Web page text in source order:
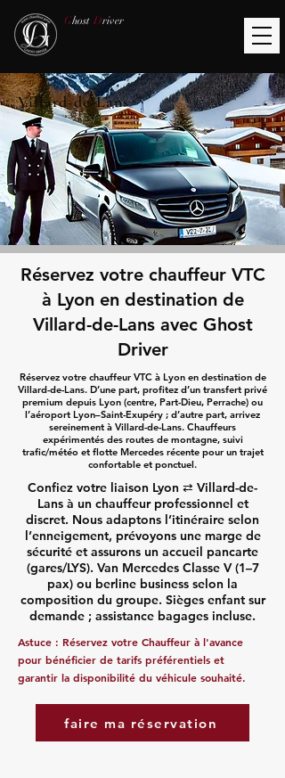
Ghost Driver
Villard-de-Lans
Réservez votre chauffeur VTC
à Lyon en destination de
Villard-de-Lans avec Ghost
Driver
Réservez votre chauffeur VTC à Lyon en destination de
Villard-de-Lans. D’une part, profitez d’un transfert privé
premium depuis Lyon (centre, Part-Dieu, Perrache) ou
l’aéroport Lyon–Saint-Exupéry ; d’autre part, arrivez
sereinement à Villard-de-Lans. Chauffeurs
expérimentés des routes de montagne, suivi
trafic/météo et flotte Mercedes récente pour un trajet
confortable et ponctuel.
Confiez votre liaison Lyon ⇄ Villard-de-
Lans à un chauffeur professionnel et
discret. Nous adaptons l’itinéraire selon
l’enneigement, prévoyons une marge de
sécurité et assurons un accueil pancarte
(gares/LYS). Van Mercedes Classe V (1–7
pax) ou berline business selon la
composition du groupe. Sièges enfant sur
demande ; assistance bagages incluse.
Astuce : Réservez votre Chauffeur à l'avance
pour bénéficier de tarifs préférentiels et
garantir la disponibilité du véhicule souhaité.
faire ma réservation